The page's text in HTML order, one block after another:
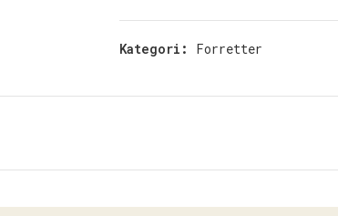
Kategori: Forretter